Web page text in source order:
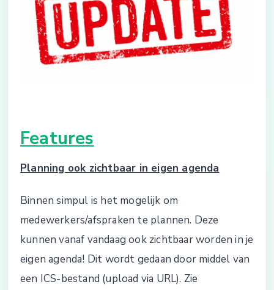
Features
Planning ook zichtbaar in eigen agenda
Binnen simpul is het mogelijk om
medewerkers/afspraken te plannen. Deze
kunnen vanaf vandaag ook zichtbaar worden in je
eigen agenda! Dit wordt gedaan door middel van
een ICS-bestand (upload via URL). Zie